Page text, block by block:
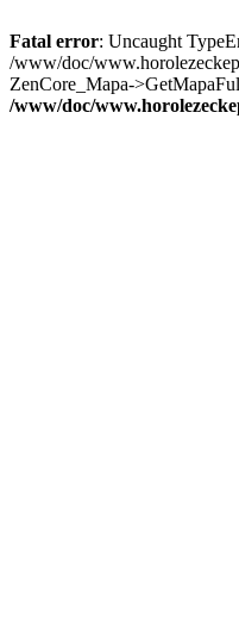
Fatal error: Uncaught
/www/doc/
ZenCore_Mapa-
/www/doc/